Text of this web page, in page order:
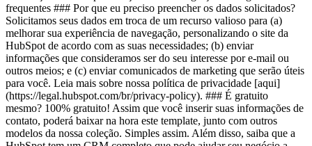
frequentes ### Por que eu preciso preencher os dados solicitados?
Solicitamos seus dados em troca de um recurso valioso para (a)
melhorar sua experiência de navegação, personalizando o site da
HubSpot de acordo com as suas necessidades; (b) enviar
informações que consideramos ser do seu interesse por e-mail ou
outros meios; e (c) enviar comunicados de marketing que serão úteis
para você. Leia mais sobre nossa política de privacidade [aqui]
(https://legal.hubspot.com/br/privacy-policy). ### É gratuito
mesmo? 100% gratuito! Assim que você inserir suas informações de
contato, poderá baixar na hora este template, junto com outros
modelos da nossa coleção. Simples assim. Além disso, saiba que a